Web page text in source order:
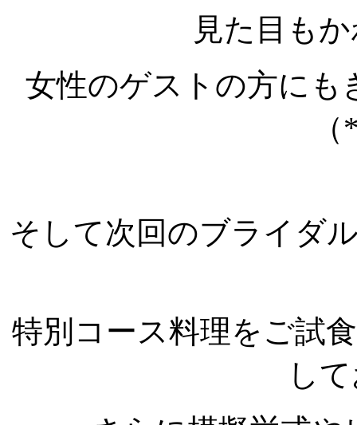
見た目も
女性のゲストの方にも
そして次回のブライダ
特別コース料理をご試
し